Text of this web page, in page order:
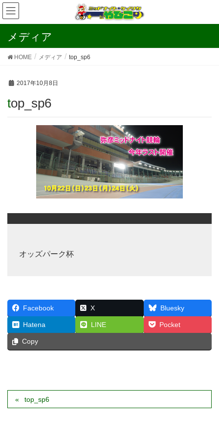
メディア
HOME メディア top_sp6
2017年10月8日
top_sp6
オッズパーク杯
Facebook X Bluesky
Hatena LINE Pocket
Copy
top_sp6